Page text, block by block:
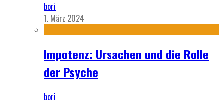
bori
1. März 2024
Impotenz: Ursachen und die Rolle
der Psyche
bori